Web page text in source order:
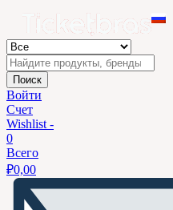
Поиск
Войти
Счет
Wishlist -
0
Всего
₽0,00